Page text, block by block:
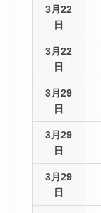
3月22
日
3月22
日
3月29
日
3月29
日
3月29
日